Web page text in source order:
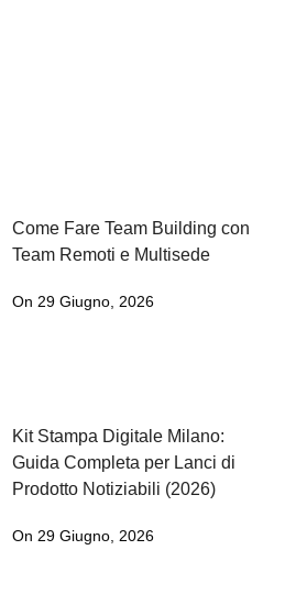
Come Fare Team Building con
Team Remoti e Multisede
On 29 Giugno, 2026
Kit Stampa Digitale Milano:
Guida Completa per Lanci di
Prodotto Notiziabili (2026)
On 29 Giugno, 2026